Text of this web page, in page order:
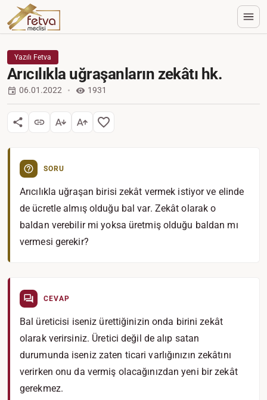
Yazılı Fetva
Arıcılıkla uğraşanların zekâtı hk.
06.01.2022 1931
SORU
Arıcılıkla uğraşan birisi zekât vermek istiyor ve elinde
de ücretle almış olduğu bal var. Zekât olarak o
baldan verebilir mi yoksa üretmiş olduğu baldan mı
vermesi gerekir?
CEVAP
Bal üreticisi iseniz ürettiğinizin onda birini zekât
olarak verirsiniz. Üretici değil de alıp satan
durumunda iseniz zaten ticari varlığınızın zekâtını
verirken onu da vermiş olacağınızdan yeni bir zekât
gerekmez.